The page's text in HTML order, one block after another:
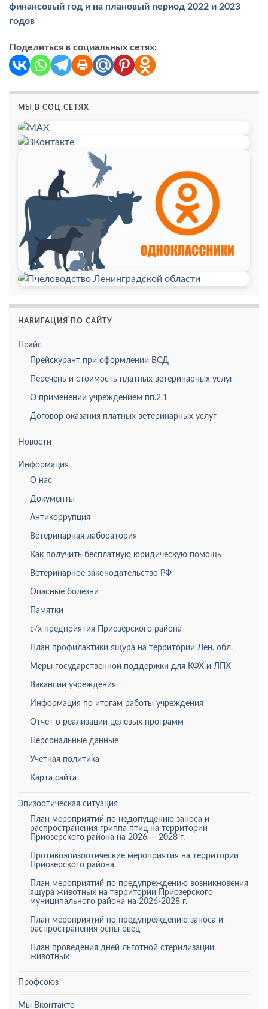
финансовый год и на плановый период 2022 и 2023
годов
Поделиться в социальных сетях:
МЫ В СОЦ.СЕТЯХ
НАВИГАЦИЯ ПО САЙТУ
Прайс
Прейскурант при оформлении ВСД
Перечень и стоимость платных ветеринарных услуг
О применении учреждением пп.2.1
Договор оказания платных ветеринарных услуг
Новости
Информация
О нас
Документы
Антикоррупция
Ветеринарная лаборатория
Как получить бесплатную юридическую помощь
Ветеринарное законодательство РФ
Опасные болезни
Памятки
с/х предприятия Приозерского района
План профилактики ящура на территории Лен. обл.
Меры государственной поддержки для КФХ и ЛПХ
Вакансии учреждения
Информация по итогам работы учреждения
Отчет о реализации целевых программ
Персональные данные
Учетная политика
Карта сайта
Эпизоотическая ситуация
План мероприятий по недопущению заноса и
распространения гриппа птиц на территории
Приозерского района на 2026 — 2028 г.
Противоэпизоотические мероприятия на территории
Приозерского района
План мероприятий по предупреждению возникновения
ящура животных на территории Приозерского
муниципального района на 2026-2028 г.
План мероприятий по предупреждению заноса и
распространения оспы овец
План проведения дней льготной стерилизации
животных
Профсоюз
Мы Вконтакте